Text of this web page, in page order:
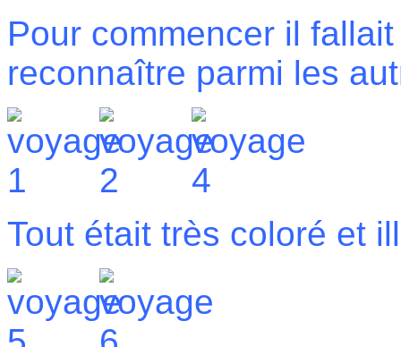
Pour commencer il
reconnaître parmi les
Tout était très coloré et